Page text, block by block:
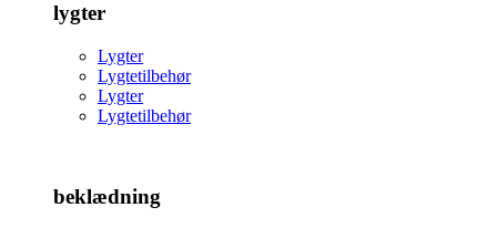
lygter
Lygter
Lygtetilbehør
Lygter
Lygtetilbehør
beklædning